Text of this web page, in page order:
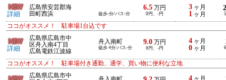
詳細
広島県安芸郡海
田町西浜
徒歩-分/バス-分
6.5万円
0円、-円
3 ヶ月
1 ヶ月
ココがオススメ！ 駐車場1台込です
詳細
広島県広島市中
区舟入南4丁目
広島電鉄江波線
舟入南町
徒歩 4分/バス-分
9.0万円
0円、-円
4 ヶ月
0 ヶ月
ココがオススメ！ 駐車場付き通勤、通学、買い物に便利な立地
広島県広島市中
4 ヶ月